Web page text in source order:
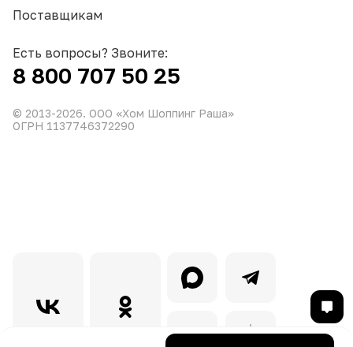
Поставщикам
Есть вопросы? Звоните:
8 800 707 50 25
© 2013-2026. ООО «Хом Шоппинг Раша»
ОГРН 1137746372290